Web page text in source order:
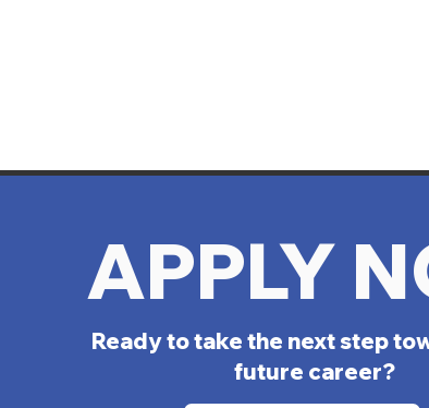
APPLY
Ready to take the next step
future career?